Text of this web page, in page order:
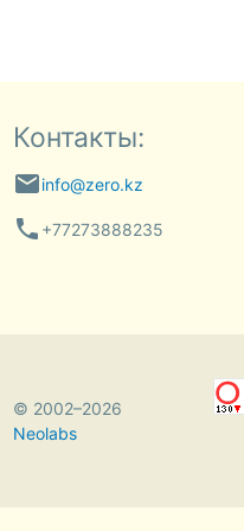
Контакты:
emailinfo@zero.kz
phone +77273888235
© 2002–2026
Neolabs